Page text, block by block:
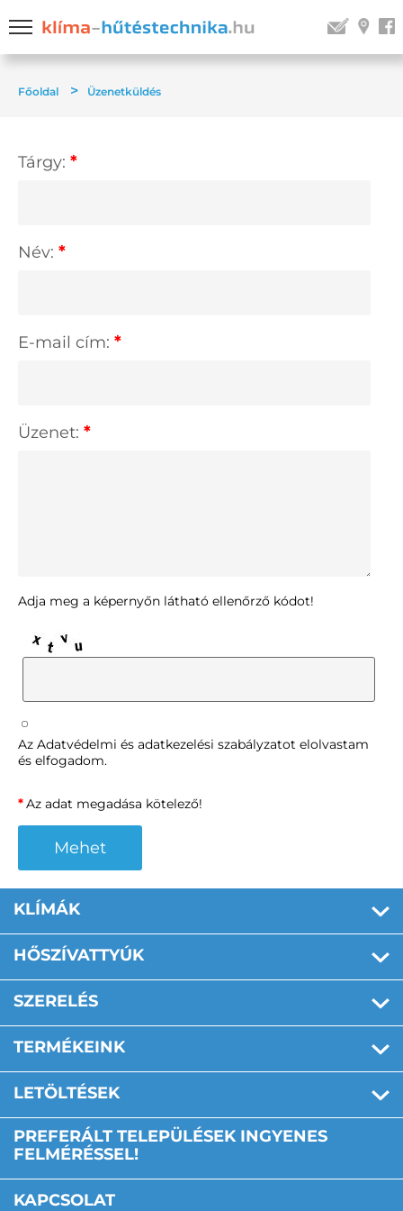
Főoldal > Üzenetküldés
Tárgy: *
Név: *
E-mail cím: *
Üzenet: *
Adja meg a képernyőn látható ellenőrző kódot!
Az Adatvédelmi és adatkezelési szabályzatot elolvastam
és elfogadom.
*Az adat megadása kötelező!
Mehet
KLÍMÁK
HŐSZÍVATTYÚK
SZERELÉS
TERMÉKEINK
LETÖLTÉSEK
PREFERÁLT TELEPÜLÉSEK INGYENES
FELMÉRÉSSEL!
KAPCSOLAT